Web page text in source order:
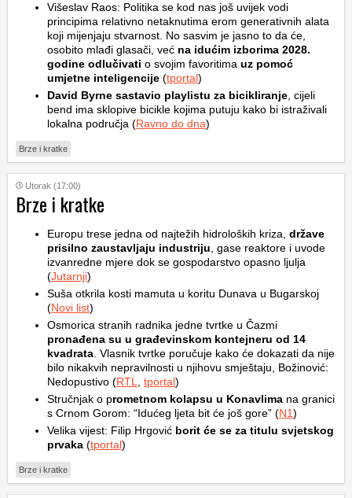
Višeslav Raos: Politika se kod nas još uvijek vodi
principima relativno netaknutima erom generativnih alata
koji mijenjaju stvarnost. No sasvim je jasno to da će,
osobito mlađi glasači, već na idućim izborima 2028.
godine odlučivati o svojim favoritima uz pomoć
umjetne inteligencije (tportal)
David Byrne sastavio playlistu za bicikliranje , cijeli
bend ima sklopive bicikle kojima putuju kako bi istraživali
lokalna područja (Ravno do dna)
Brze i kratke
Utorak (17:00)
Brze i kratke
Europu trese jedna od najtežih hidroloških kriza, države
prisilno zaustavljaju industriju , gase reaktore i uvode
izvanredne mjere dok se gospodarstvo opasno ljulja
(Jutarnji)
Suša otkrila kosti mamuta u koritu Dunava u Bugarskoj
(Novi list)
Osmorica stranih radnika jedne tvrtke u Čazmi
pronađena su u građevinskom kontejneru od 14
kvadrata . Vlasnik tvrtke poručuje kako će dokazati da nije
bilo nikakvih nepravilnosti u njihovu smještaju, Božinović:
Nedopustivo (RTL tportal)
Stručnjak o prometnom kolapsu u Konavlima na granici
s Crnom Gorom: “Idućeg ljeta bit će još gore” (N1)
Velika vijest: Filip Hrgović borit će se za titulu svjetskog
prvaka (tportal)
Brze i kratke